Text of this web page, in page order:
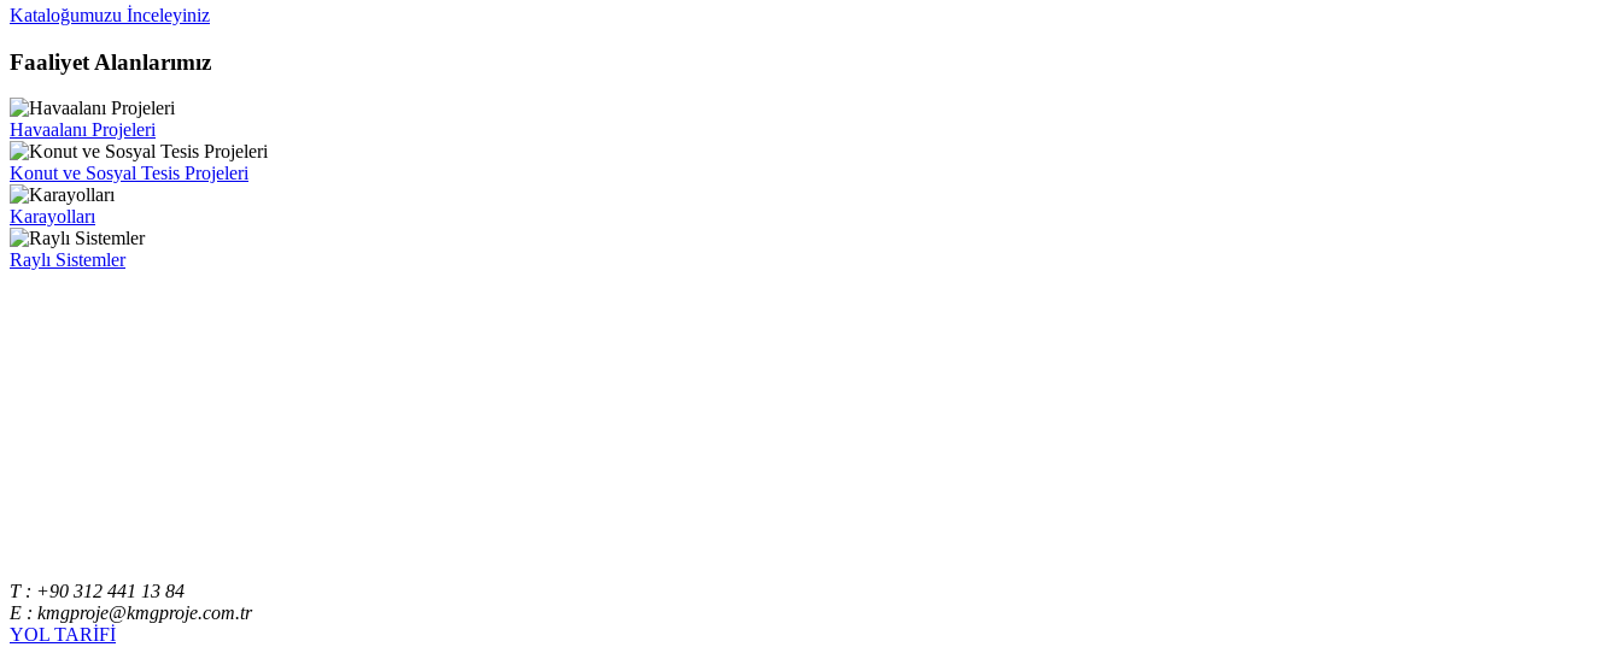
Kataloğumuzu İnceleyiniz
Faaliyet Alanlarımız
Havaalanı Projeleri
Konut ve Sosyal Tesis Projeleri
Karayolları
Raylı Sistemler
T : +90 312 441 13 84
E : kmgproje@kmgproje.com.tr
YOL TARİFİ